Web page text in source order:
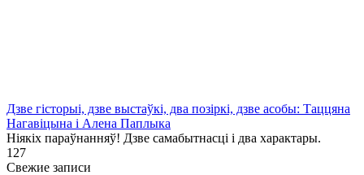
Дзве гісторыі, дзве выстаўкі, два позіркі, дзве асобы: Таццяна
Нагавіцына і Алена Паплыка
Ніякіх параўнанняў! Дзве самабытнасці і два характары.
1 27
Свежие записи